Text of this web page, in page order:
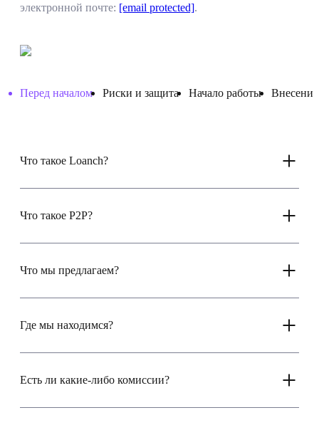
электронной почте: [email protected].
Перед началом Риски и защита Начало работы Внесение
Что такое Loanch?
Что такое P2P?
Что мы предлагаем?
Где мы находимся?
Есть ли какие-либо комиссии?